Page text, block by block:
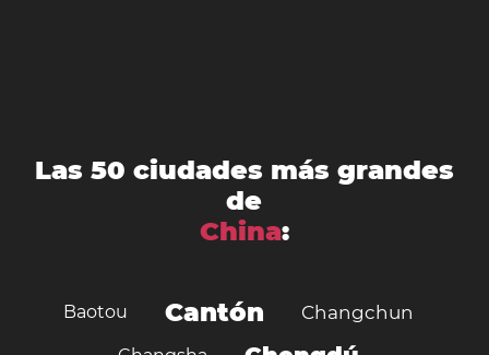
Las 50 ciudades más grandes
de
China:
Baotou Cantón Changchun